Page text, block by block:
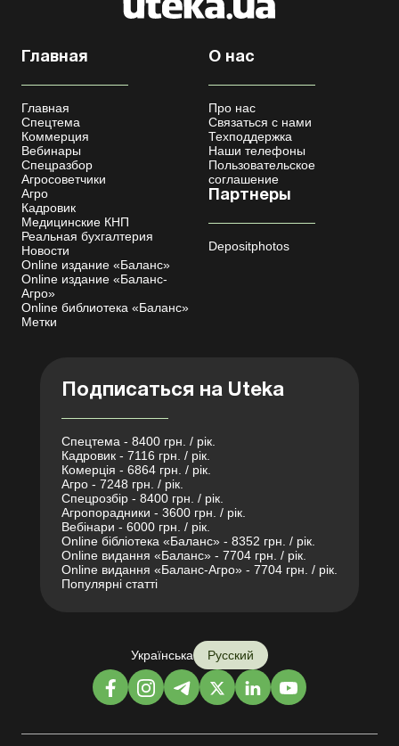
Главная
Главная
Спецтема
Коммерция
Вебинары
Спецразбор
Агросоветчики
Агро
Кадровик
Медицинские КНП
Реальная бухгалтерия
Новости
Online издание «Баланс»
Online издание «Баланс-
Агро»
Online библиотека «Баланс»
Метки
О нас
Про нас
Связаться с нами
Техподдержка
Наши телефоны
Пользовательское
соглашение
Партнеры
Depositphotos
Подписаться на Uteka
Спецтема - 8400 грн. / рік.
Кадровик - 7116 грн. / рік.
Комерція - 6864 грн. / рік.
Агро - 7248 грн. / рік.
Спецрозбір - 8400 грн. / рік.
Агропорадники - 3600 грн. / рік.
Вебінари - 6000 грн. / рік.
Online бібліотека «Баланс» - 8352 грн. / рік.
Online видання «Баланс» - 7704 грн. / рік.
Online видання «Баланс-Агро» - 7704 грн. / рік.
Популярні статті
Українська Русский